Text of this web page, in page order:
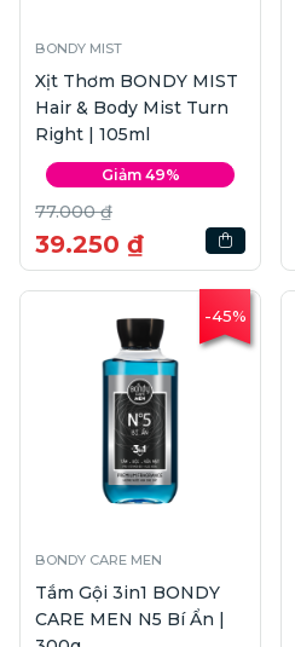
BONDY MIST
Xịt Thơm BONDY MIST
Hair & Body Mist Turn
Right | 105ml
Giảm 49%
77.000 ₫
39.250 ₫
-45%
BONDY CARE MEN
Tắm Gội 3in1 BONDY
CARE MEN N5 Bí Ẩn |